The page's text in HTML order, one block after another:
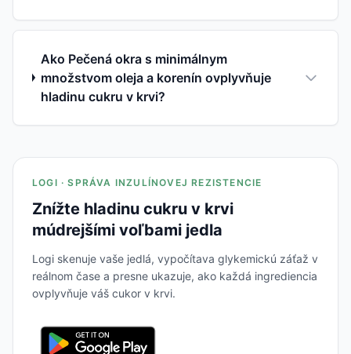
Ako Pečená okra s minimálnym
množstvom oleja a korenín ovplyvňuje
hladinu cukru v krvi?
LOGI · SPRÁVA INZULÍNOVEJ REZISTENCIE
Znížte hladinu cukru v krvi
múdrejšími voľbami jedla
Logi skenuje vaše jedlá, vypočítava glykemickú záťaž v
reálnom čase a presne ukazuje, ako každá ingrediencia
ovplyvňuje váš cukor v krvi.